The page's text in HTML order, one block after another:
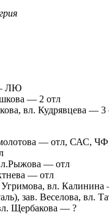
— ЛЮ
— 2 отл
вл. Кудрявцева — 3
— отл, САС,
— отл
— отл
вл. Калинина
зав. Веселова, вл.
Щербакова — ?